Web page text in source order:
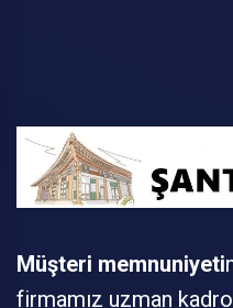
Müşteri memnuniyeti
firmamız uzman